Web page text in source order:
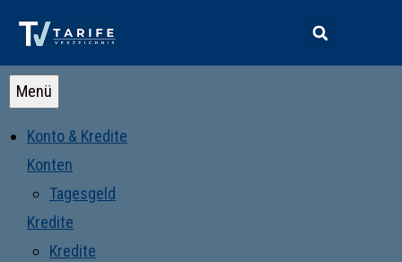
Menü
Konto & Kredite
Konten
Tagesgeld
Kredite
Kredite